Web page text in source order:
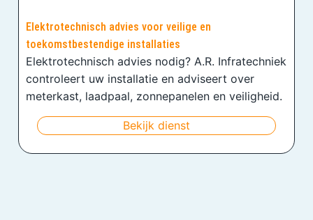
Elektrotechnisch advies voor veilige en
toekomstbestendige installaties
Elektrotechnisch advies nodig? A.R. Infratechniek
controleert uw installatie en adviseert over
meterkast, laadpaal, zonnepanelen en veiligheid.
Bekijk dienst